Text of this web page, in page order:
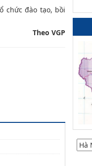
chức đào tạo, bồi
Theo VGP